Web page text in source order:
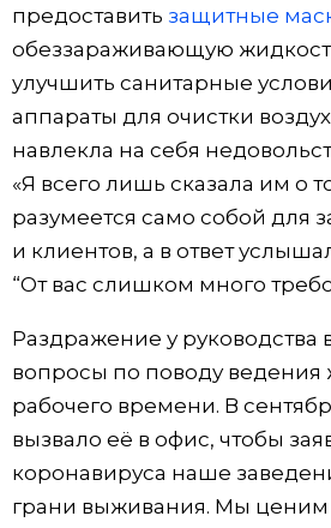
предоставить защитные
обеззараживающую
улучшить санитарные
аппараты для очистки
навлекла на себя
«Я всего лишь сказала им о
разумеется само собой для
и клиентов, а в ответ
“От вас слишком много
Раздражение у руководства
вопросы по поводу ведения
рабочего времени. В
вызвало её в офис, чтобы
коронавируса наше
грани выживания. Мы